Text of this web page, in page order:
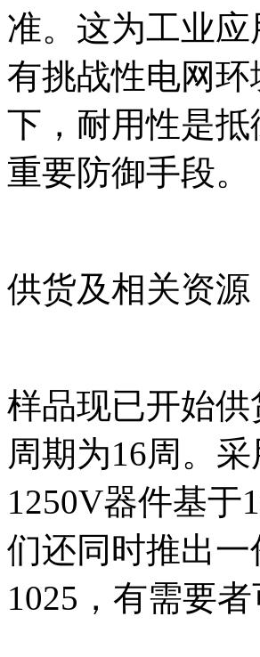
准。这为工业
有挑战性电网
下，耐用性是
重要防御手段。
供货及相关资源
样品现已开始供
周期为16周。
1250V器件基于
们还同时推出
1025，有需要